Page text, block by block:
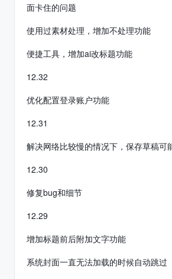
面卡住的问题
使用过素材处理，增加不处理功能
便捷工具，增加ai改标题功能
12.32
优化配置登录账户功能
12.31
解决网络比较慢的情况下，保存草稿可
12.30
修复bug和细节
12.29
增加标题前后附加文字功能
系统封面一直无法加载的时候自动跳过